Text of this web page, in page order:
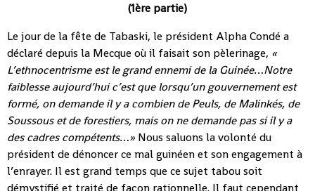
(1ère partie)
Le jour de la fête de Tabaski, le président Alpha Condé a
déclaré depuis la Mecque où il faisait son pèlerinage, «
L’ethnocentrisme est le grand ennemi de la Guinée…Notre
faiblesse aujourd’hui c’est que lorsqu’un gouvernement est
formé, on demande il y a combien de Peuls, de Malinkés, de
Soussous et de forestiers, mais on ne demande pas si il y a
des cadres compétents…» Nous saluons la volonté du
président de dénoncer ce mal guinéen et son engagement à
l’enrayer. Il est grand temps que ce sujet tabou soit
démystifié et traité de façon rationnelle. Il faut cependant